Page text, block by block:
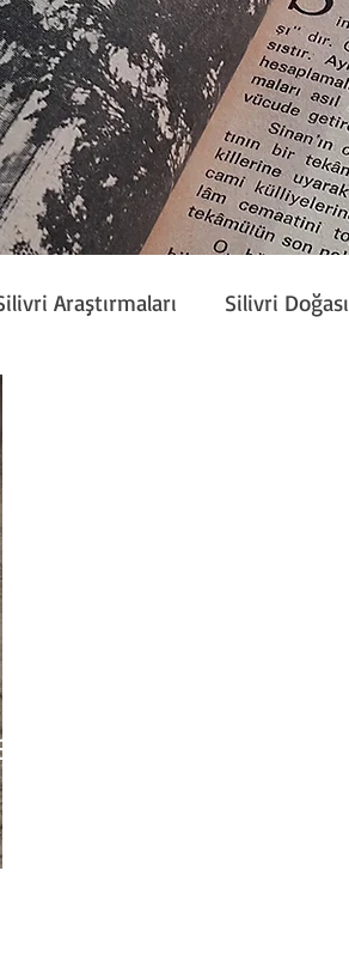
Araştırmaları Silivri Doğası